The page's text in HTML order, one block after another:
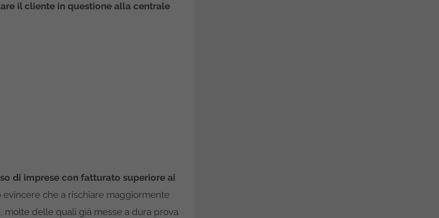
il cliente in questione alla centrale
di imprese con fatturato superiore ai
evincere che a rischiare maggiormente
molte delle quali già messe a dura prova